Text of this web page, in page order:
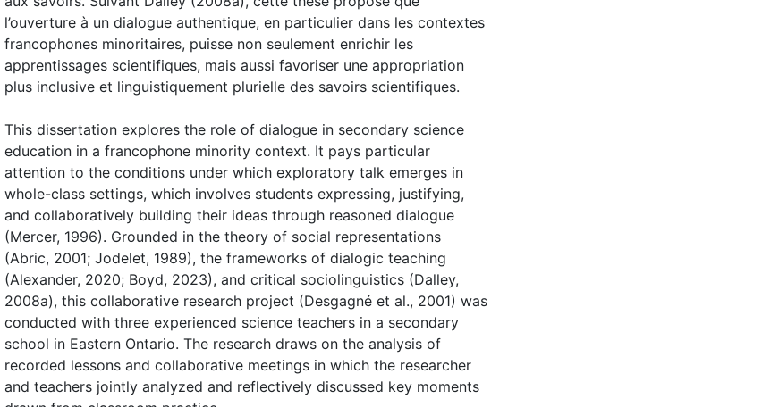
l’ouverture à un dialogue authentique, en particulier dans les contextes
francophones minoritaires, puisse non seulement enrichir les
apprentissages scientifiques, mais aussi favoriser une appropriation
plus inclusive et linguistiquement plurielle des savoirs scientifiques.
This dissertation explores the role of dialogue in secondary science
education in a francophone minority context. It pays particular
attention to the conditions under which exploratory talk emerges in
whole-class settings, which involves students expressing, justifying,
and collaboratively building their ideas through reasoned dialogue
(Mercer, 1996). Grounded in the theory of social representations
(Abric, 2001; Jodelet, 1989), the frameworks of dialogic teaching
(Alexander, 2020; Boyd, 2023), and critical sociolinguistics (Dalley,
2008a), this collaborative research project (Desgagné et al., 2001) was
conducted with three experienced science teachers in a secondary
school in Eastern Ontario. The research draws on the analysis of
recorded lessons and collaborative meetings in which the researcher
and teachers jointly analyzed and reflectively discussed key moments